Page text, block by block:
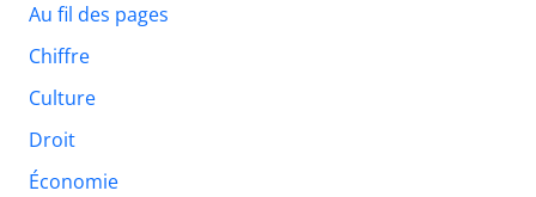
Au fil des pages
Chiffre
Culture
Droit
Économie